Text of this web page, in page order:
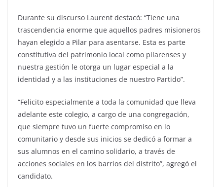
Durante su discurso Laurent destacó: “Tiene una
trascendencia enorme que aquellos padres misioneros
hayan elegido a Pilar para asentarse. Esta es parte
constitutiva del patrimonio local como pilarenses y
nuestra gestión le otorga un lugar especial a la
identidad y a las instituciones de nuestro Partido”.
“Felicito especialmente a toda la comunidad que lleva
adelante este colegio, a cargo de una congregación,
que siempre tuvo un fuerte compromiso en lo
comunitario y desde sus inicios se dedicó a formar a
sus alumnos en el camino solidario, a través de
acciones sociales en los barrios del distrito”, agregó el
candidato.